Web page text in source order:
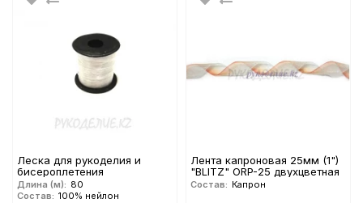
Леска для рукоделия и
бисероплетения
Длина (м): 80
Состав: 100% нейлон
Лента капроновая 25мм (1")
"BLITZ" ORP-25 двухцветная
Состав: Капрон